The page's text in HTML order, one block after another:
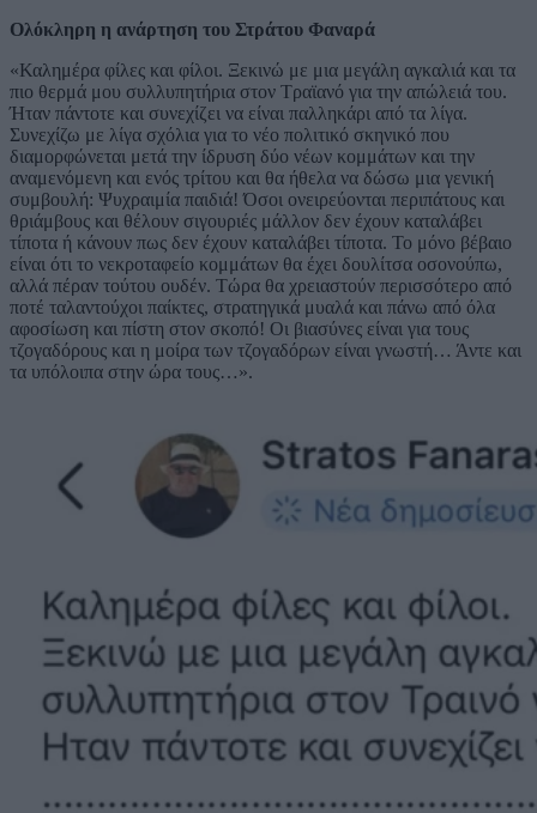
Ολόκληρη η ανάρτηση του Στράτου Φαναρά
«Καλημέρα φίλες και φίλοι. Ξεκινώ με μια μεγάλη αγκαλιά και τα
πιο θερμά μου συλλυπητήρια στον Τραϊανό για την απώλειά του.
Ήταν πάντοτε και συνεχίζει να είναι παλληκάρι από τα λίγα.
Συνεχίζω με λίγα σχόλια για το νέο πολιτικό σκηνικό που
διαμορφώνεται μετά την ίδρυση δύο νέων κομμάτων και την
αναμενόμενη και ενός τρίτου και θα ήθελα να δώσω μια γενική
συμβουλή: Ψυχραιμία παιδιά! Όσοι ονειρεύονται περιπάτους και
θριάμβους και θέλουν σιγουριές μάλλον δεν έχουν καταλάβει
τίποτα ή κάνουν πως δεν έχουν καταλάβει τίποτα. Το μόνο βέβαιο
είναι ότι το νεκροταφείο κομμάτων θα έχει δουλίτσα οσονούπω,
αλλά πέραν τούτου ουδέν. Τώρα θα χρειαστούν περισσότερο από
ποτέ ταλαντούχοι παίκτες, στρατηγικά μυαλά και πάνω από όλα
αφοσίωση και πίστη στον σκοπό! Οι βιασύνες είναι για τους
τζογαδόρους και η μοίρα των τζογαδόρων είναι γνωστή… Άντε και
τα υπόλοιπα στην ώρα τους…».